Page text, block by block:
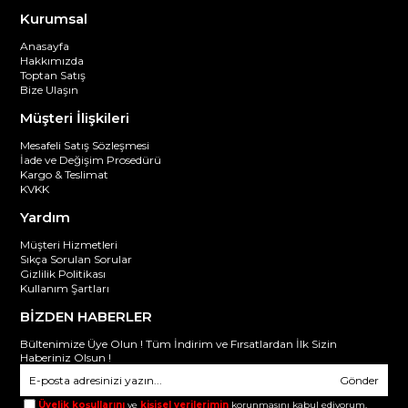
Kurumsal
Anasayfa
Hakkımızda
Toptan Satış
Bize Ulaşın
Müşteri İlişkileri
Mesafeli Satış Sözleşmesi
İade ve Değişim Prosedürü
Kargo & Teslimat
KVKK
Yardım
Müşteri Hizmetleri
Sıkça Sorulan Sorular
Gizlilik Politikası
Kullanım Şartları
BİZDEN HABERLER
Bültenimize Üye Olun ! Tüm İndirim ve Fırsatlardan İlk Sizin
Haberiniz Olsun !
Gönder
Üyelik koşullarını ve kişisel verilerimin korunmasını kabul ediyorum.